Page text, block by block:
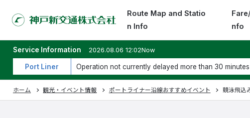
Route Map and Statio
n Info
nfo
Service Information 2026.08.06 12:02Now
Port Liner Operation not currently delayed more than 30 minutes
ホーム 観光・イベント情報 ポートライナー沿線おすすめイベント 競泳飛込